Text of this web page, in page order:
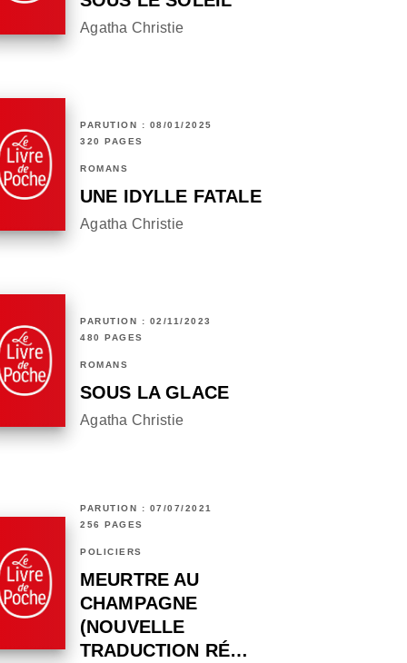
Agatha Christie
PARUTION : 08/01/2025
320 PAGES
ROMANS
UNE IDYLLE FATALE
Agatha Christie
PARUTION : 02/11/2023
480 PAGES
ROMANS
SOUS LA GLACE
Agatha Christie
PARUTION : 07/07/2021
256 PAGES
POLICIERS
MEURTRE AU
CHAMPAGNE
(NOUVELLE
TRADUCTION RÉ…